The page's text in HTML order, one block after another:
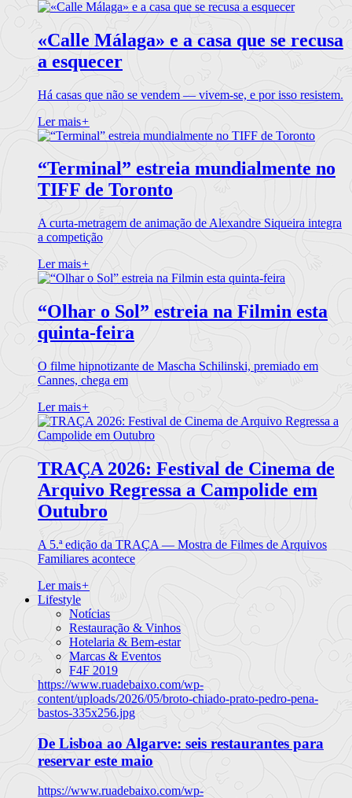
«Calle Málaga» e a casa que se recusa
a esquecer
Há casas que não se vendem — vivem-se, e por isso resistem.
Ler mais+
“Terminal” estreia mundialmente no
TIFF de Toronto
A curta-metragem de animação de Alexandre Siqueira integra
a competição
Ler mais+
“Olhar o Sol” estreia na Filmin esta
quinta-feira
O filme hipnotizante de Mascha Schilinski, premiado em
Cannes, chega em
Ler mais+
TRAÇA 2026: Festival de Cinema de
Arquivo Regressa a Campolide em
Outubro
A 5.ª edição da TRAÇA — Mostra de Filmes de Arquivos
Familiares acontece
Ler mais+
Lifestyle
Notícias
Restauração & Vinhos
Hotelaria & Bem-estar
Marcas & Eventos
F4F 2019
https://www.ruadebaixo.com/wp-
content/uploads/2026/05/broto-chiado-prato-pedro-pena-
bastos-335x256.jpg
De Lisboa ao Algarve: seis restaurantes para
reservar este maio
https://www.ruadebaixo.com/wp-